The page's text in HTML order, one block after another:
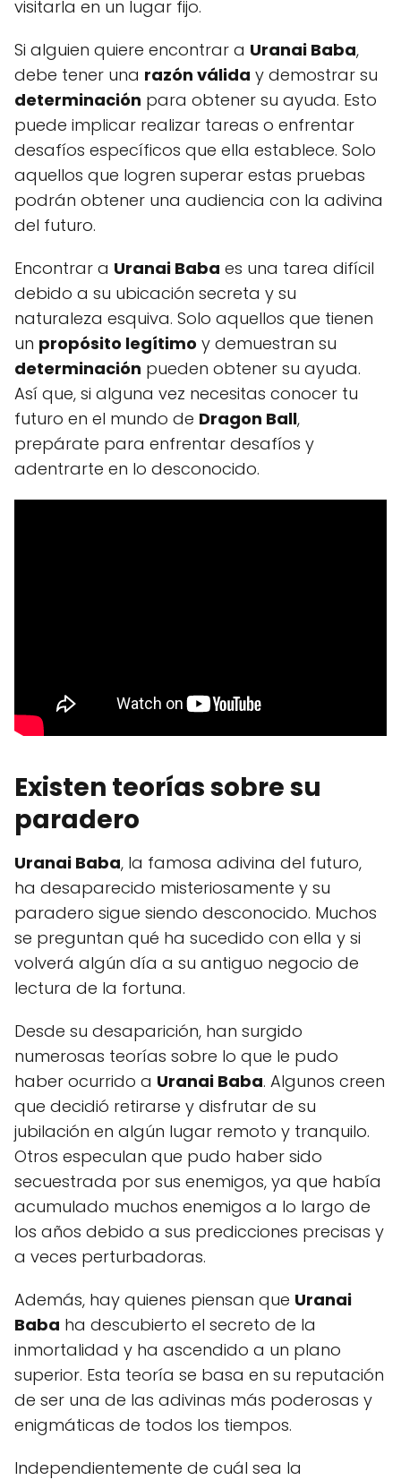
visitarla en un lugar fijo.
Si alguien quiere encontrar a Uranai Baba,
debe tener una razón válida y demostrar su
determinación para obtener su ayuda. Esto
puede implicar realizar tareas o enfrentar
desafíos específicos que ella establece. Solo
aquellos que logren superar estas pruebas
podrán obtener una audiencia con la adivina
del futuro.
Encontrar a Uranai Baba es una tarea difícil
debido a su ubicación secreta y su
naturaleza esquiva. Solo aquellos que tienen
un propósito legítimo y demuestran su
determinación pueden obtener su ayuda.
Así que, si alguna vez necesitas conocer tu
futuro en el mundo de Dragon Ball,
prepárate para enfrentar desafíos y
adentrarte en lo desconocido.
Existen teorías sobre su
paradero
Uranai Baba, la famosa adivina del futuro,
ha desaparecido misteriosamente y su
paradero sigue siendo desconocido. Muchos
se preguntan qué ha sucedido con ella y si
volverá algún día a su antiguo negocio de
lectura de la fortuna.
Desde su desaparición, han surgido
numerosas teorías sobre lo que le pudo
haber ocurrido a Uranai Baba. Algunos creen
que decidió retirarse y disfrutar de su
jubilación en algún lugar remoto y tranquilo.
Otros especulan que pudo haber sido
secuestrada por sus enemigos, ya que había
acumulado muchos enemigos a lo largo de
los años debido a sus predicciones precisas y
a veces perturbadoras.
Además, hay quienes piensan que Uranai
Baba ha descubierto el secreto de la
inmortalidad y ha ascendido a un plano
superior. Esta teoría se basa en su reputación
de ser una de las adivinas más poderosas y
enigmáticas de todos los tiempos.
Independientemente de cuál sea la